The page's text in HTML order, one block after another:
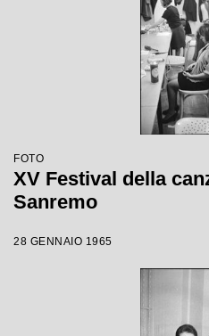
FOTO
XV Festival della
Sanremo
28 GENNAIO 1965